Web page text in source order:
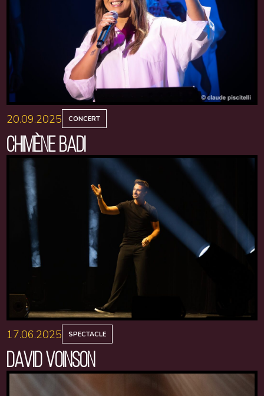
20.09.2025 CONCERT
CHIMÈNE BADI
17.06.2025 SPECTACLE
DAVID VOINSON